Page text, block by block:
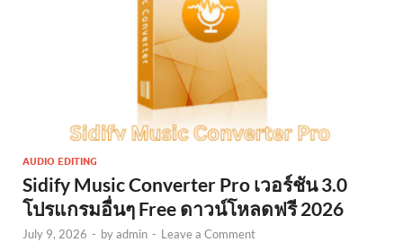
AUDIO EDITING
Sidify Music Converter Pro เวอร์ชัน 3.0
โปรแกรมอื่นๆ Free ดาวน์โหลดฟรี 2026
July 9, 2026 - byadmin - Leave a Comment